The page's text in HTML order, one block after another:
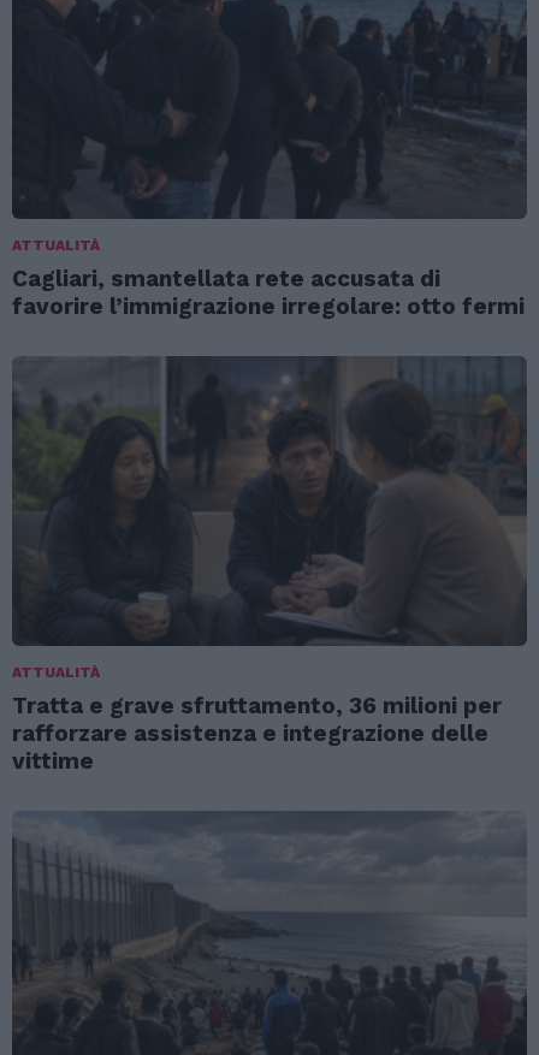
ATTUALITÀ
Cagliari, smantellata rete accusata di
favorire l’immigrazione irregolare: otto fermi
ATTUALITÀ
Tratta e grave sfruttamento, 36 milioni per
rafforzare assistenza e integrazione delle
vittime